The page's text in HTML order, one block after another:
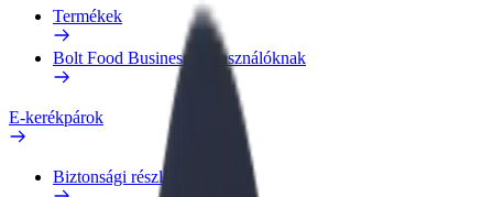
Termékek
Bolt Food Business felhasználóknak
E-kerékpárok
Biztonsági részleg